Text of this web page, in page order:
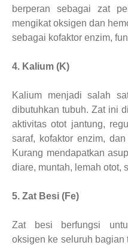
berperan sebagai zat
mengikat oksigen dan
sebagai kofaktor enzim,
4. Kalium (K)
Kalium menjadi salah
dibutuhkan tubuh. Zat ini
aktivitas otot jantung,
saraf, kofaktor enzim,
Kurang mendapatkan
diare, muntah, lemah otot,
5. Zat Besi (Fe)
Zat besi berfungsi
oksigen ke seluruh bagian